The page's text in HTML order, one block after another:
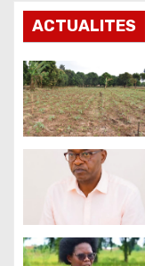
ACTUALITES